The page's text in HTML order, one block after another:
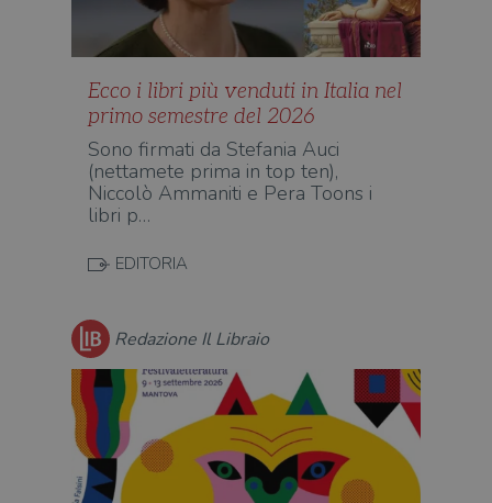
Ecco i libri più venduti in Italia nel
primo semestre del 2026
Sono firmati da Stefania Auci
(nettamete prima in top ten),
Niccolò Ammaniti e Pera Toons i
libri p…
EDITORIA
Redazione Il Libraio